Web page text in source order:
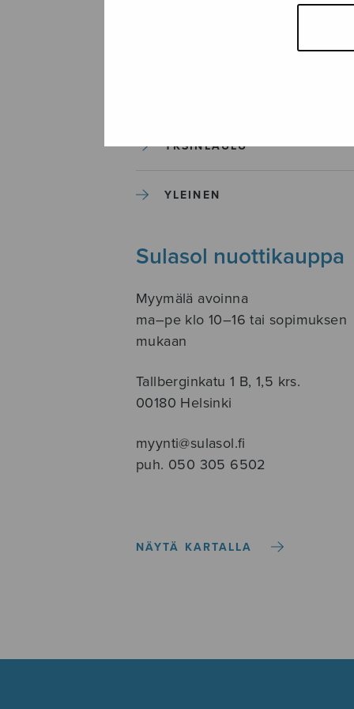
SOITINKOULUT JA OPPAAT
YKSINLAULU
YLEINEN
Sulasol nuottikauppa
Myymälä avoinna
ma–pe klo 10–16 tai sopimuksen
mukaan
Tallberginkatu 1 B, 1,5 krs.
00180 Helsinki
myynti@sulasol.fi
puh. 050 305 6502
NÄYTÄ KARTALLA